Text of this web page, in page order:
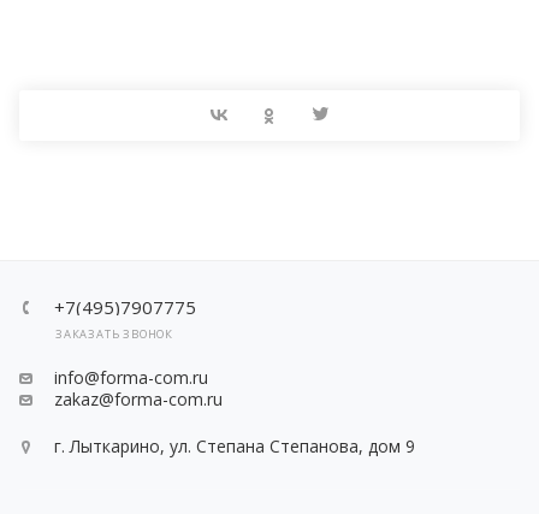
+7(495)7907775
ЗАКАЗАТЬ ЗВОНОК
info@forma-com.ru
zakaz@forma-com.ru
г. Лыткарино, ул. Степана Степанова, дом 9